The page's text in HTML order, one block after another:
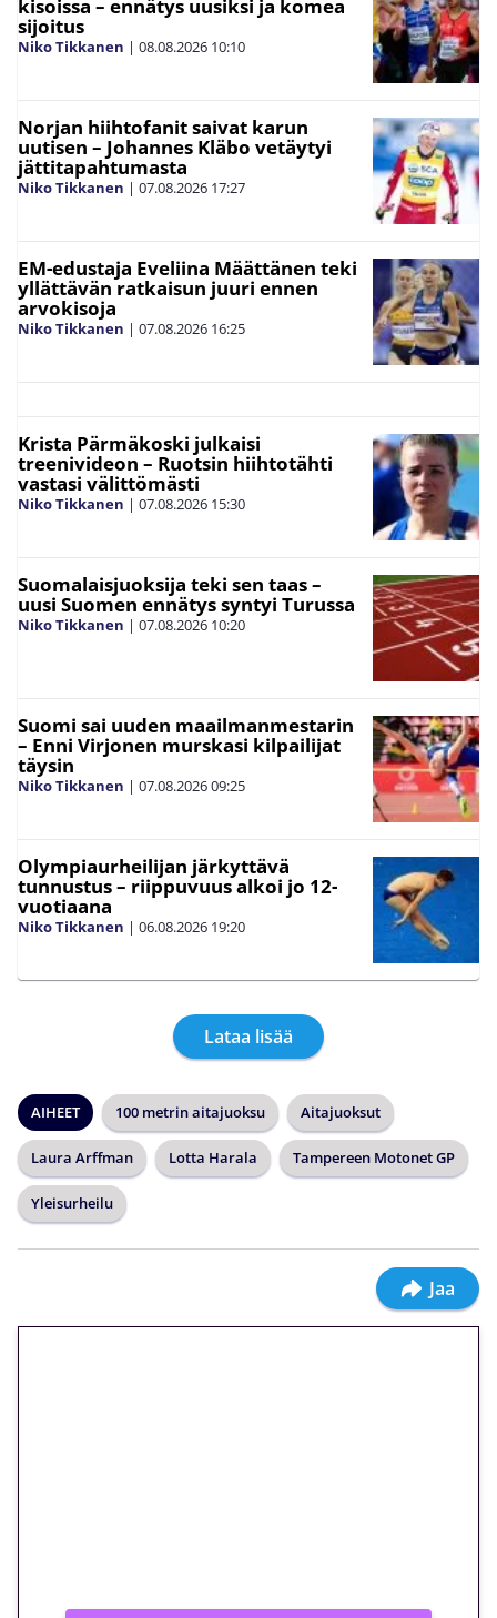
kisoissa – ennätys uusiksi ja komea
sijoitus
Niko Tikkanen | 08.08.2026 10:10
Norjan hiihtofanit saivat karun
uutisen – Johannes Kläbo vetäytyi
jättitapahtumasta
Niko Tikkanen | 07.08.2026 17:27
EM-edustaja Eveliina Määttänen teki
yllättävän ratkaisun juuri ennen
arvokisoja
Niko Tikkanen | 07.08.2026 16:25
Krista Pärmäkoski julkaisi
treenivideon – Ruotsin hiihtotähti
vastasi välittömästi
Niko Tikkanen | 07.08.2026 15:30
Suomalaisjuoksija teki sen taas –
uusi Suomen ennätys syntyi Turussa
Niko Tikkanen | 07.08.2026 10:20
Suomi sai uuden maailmanmestarin
– Enni Virjonen murskasi kilpailijat
täysin
Niko Tikkanen | 07.08.202609:25
Olympiaurheilijan järkyttävä
tunnustus – riippuvuus alkoi jo 12-
vuotiaana
Niko Tikkanen | 06.08.2026 19:20
Lataa lisää
AIHEET 100 metrin aitajuoksu Aitajuoksut
Laura Arffman Lotta Harala Tampereen Motonet GP
Yleisurheilu
Jaa